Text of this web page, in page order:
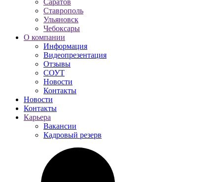
Саратов
Ставрополь
Ульяновск
Чебоксары
О компании
Информация
Видеопрезентация
Отзывы
СОУТ
Новости
Контакты
Новости
Контакты
Карьера
Вакансии
Кадровый резерв